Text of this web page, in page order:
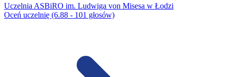
Uczelnia ASBiRO im. Ludwiga von Misesa w Łodzi
Oceń uczelnię (6.88 - 101 głosów)